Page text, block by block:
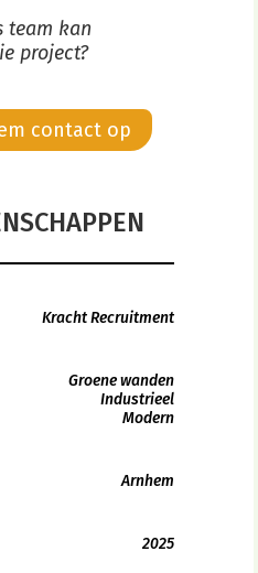
team kan
project?
contact op
Kracht Recruitment
Groene wanden
Industrieel
Modern
Arnhem
2025